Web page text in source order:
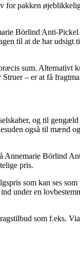
for pakken
Börlind Anti-
til at de har udsigt
sum. Alternativt
– er at få
og til
også til mænd
Annemarie Börlind
pris.
som kan ses som
under en
som f.eks.